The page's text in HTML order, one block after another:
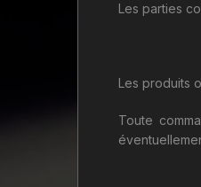
Les parties
Les produits
Toute